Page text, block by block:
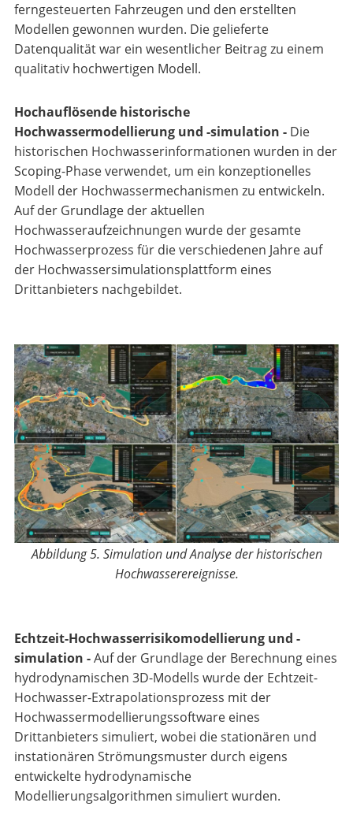
ferngesteuerten Fahrzeugen und den erstellten
Modellen gewonnen wurden. Die gelieferte
Datenqualität war ein wesentlicher Beitrag zu einem
qualitativ hochwertigen Modell.
Hochauflösende historische
Hochwassermodellierung und -simulation - Die
historischen Hochwasserinformationen wurden in der
Scoping-Phase verwendet, um ein konzeptionelles
Modell der Hochwassermechanismen zu entwickeln.
Auf der Grundlage der aktuellen
Hochwasseraufzeichnungen wurde der gesamte
Hochwasserprozess für die verschiedenen Jahre auf
der Hochwassersimulationsplattform eines
Drittanbieters nachgebildet.
Abbildung 5. Simulation und Analyse der historischen
Hochwasserereignisse.
Echtzeit-Hochwasserrisikomodellierung und -
simulation -Auf der Grundlage der Berechnung eines
hydrodynamischen 3D-Modells wurde der Echtzeit-
Hochwasser-Extrapolationsprozess mit der
Hochwassermodellierungssoftware eines
Drittanbieters simuliert, wobei die stationären und
instationären Strömungsmuster durch eigens
entwickelte hydrodynamische
Modellierungsalgorithmen simuliert wurden.